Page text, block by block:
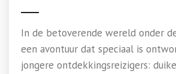
In de betoverende wereld onder
een avontuur dat speciaal is
jongere ontdekkingsreizigers: